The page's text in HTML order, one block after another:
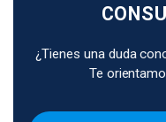
¿Tienes una duda
Te